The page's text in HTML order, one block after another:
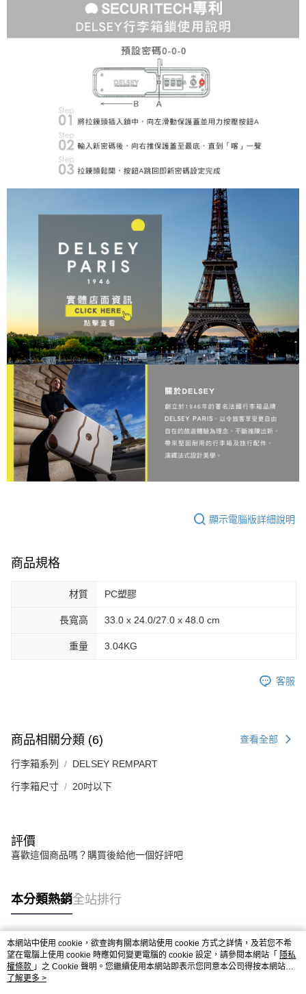
顯示電腦版詳細說明
商品規格
材質 PC塑膠
長寬高 33.0 x 24.0/27.0 x 48.0 cm
重量 3.04KG
客服
商品相關分類 (6) 查看全部
行李箱系列 DELSEY REMPART
行李箱尺寸 20吋以下
評價
喜歡這個商品嗎？購買後給他一個好評吧
本分類熱銷全站排行
熱門標籤
本網站中使用 cookie，欲查詢有關本網站使用 cookie 方式之詳情，及若您不希
望在電腦上使用 cookie 時應如何變更電腦的 cookie 設定，請參閱本網站「 隱私
權條款 」之 Cookie 聲明。您繼續使用本網站即表示您同意本公司得按本網站使
用條款之 Cookie 聲明使用 cookie。
了解更多 >